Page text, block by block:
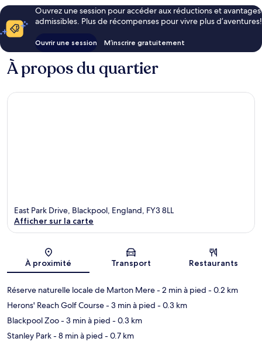
Ouvrez une session pour accéder aux réductions et avantages
admissibles. Plus de récompenses pour vivre plus d’aventures!
Ouvrir une session M’inscrire gratuitement
À propos du quartier
Carte
East Park Drive, Blackpool, England, FY3 8LL
Afficher sur la carte
À proximité Transport Restaurants
Réserve naturelle locale de Marton Mere- 2 min à pied - 0.2 km
Herons' Reach Golf Course- 3 min à pied - 0.3 km
Blackpool Zoo- 3 min à pied - 0.3 km
Stanley Park- 8 min à pied - 0.7 km